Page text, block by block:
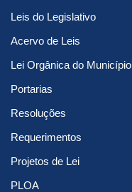
Leis do Legislativo
Acervo de Leis
Lei Orgânica do Município
Portarias
Resoluções
Requerimentos
Projetos de Lei
PLOA